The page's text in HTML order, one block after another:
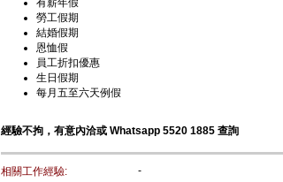
有薪年假
勞工假期
結婚假期
恩恤假
員工折扣優惠
生日假期
每月五至六天例假
經驗不拘，有意內洽或 Whatsapp 5520 1885 查詢
相關工作經驗:
-